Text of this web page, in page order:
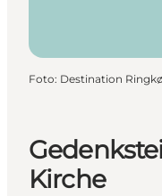
Kirche
Foto: Destination